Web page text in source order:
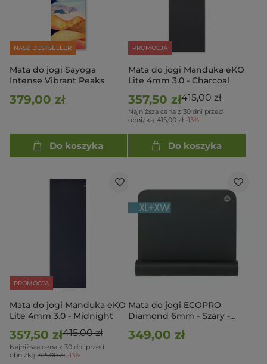
NASZ BESTSELLER
Mata do jogi Sayoga
Intense Vibrant Peaks
379,00 zł
Do koszyka
PROMOCJA
Mata do jogi Manduka eKO
Lite 4mm 3.0 - Charcoal
357,50 zł415,00 zł
Najniższa cena z 30 dni przed
obniżką: 415,00 zł -13%
Do koszyka
PROMOCJA
Mata do jogi Manduka eKO
Lite 4mm 3.0 - Midnight
357,50 zł415,00 zł
Najniższa cena z 30 dni przed
obniżką: 415,00 zł -13%
Mata do jogi ECOPRO
Diamond 6mm - Szary -
349,00 zł